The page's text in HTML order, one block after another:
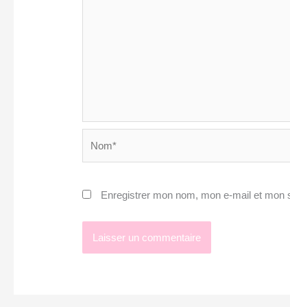
Enregistrer mon nom, mon e-mail et